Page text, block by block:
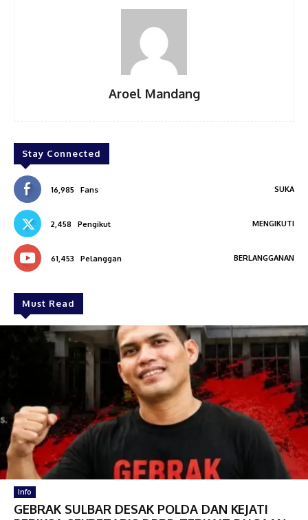
Aroel Mandang
Stay Connected
16,985 Fans SUKA
2,458 Pengikut MENGIKUTI
61,453 Pelanggan BERLANGGANAN
Must Read
Info
GEBRAK SULBAR DESAK POLDA DAN KEJATI